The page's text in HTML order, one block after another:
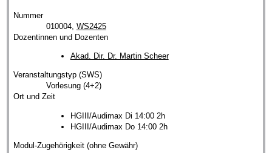
Nummer
010004, WS2425
Dozentinnen und Dozenten
Akad. Dir. Dr. Martin Scheer
Veranstaltungstyp (SWS)
Vorlesung (4+2)
Ort und Zeit
HGIII/Audimax Di 14:00 2h
HGIII/Audimax Do 14:00 2h
Modul-Zugehörigkeit (ohne Gewähr)